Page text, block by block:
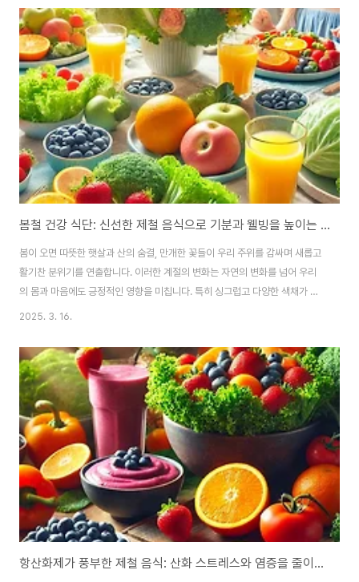
해 위험성을 크게 줄일 수 있습니다. 이 글에서는 천연 독소를 품은 제철 음식의
종류와 그 원리, 그리고 안전하게 즐길 수 있는 현명한 섭취 방법에 대해 심도
있게 다루어 보겠습니다. 독자 여러분이 이 글을 통해 제철 음식을 먹을 때 조심
해야 하는 이유와 올바른 섭취법을 이해하여, 건강을 유지하며 안전하게 제철
음식을 즐길..
봄철 건강 식단: 신선한 제철 음식으로 기분과 웰빙을 높이는 방법
봄이 오면 따뜻한 햇살과 산의 숨결, 만개한 꽃들이 우리 주위를 감싸며 새롭고
활기찬 분위기를 연출합니다. 이러한 계절의 변화는 자연의 변화를 넘어 우리
의 몸과 마음에도 긍정적인 영향을 미칩니다. 특히 싱그럽고 다양한 색채가 어
우러진 두툼한 뭉게구름은 우리를 더욱 밝고 건강하게 만드는 데 중요한 역할
한 식단이 우리의 기분을 좋게 하고 삶의 질을 향상시키는 방법과 일상에서 유
창하게 응용할 수 있는 방법에 대해 이야기 하고자 합니다. 자연의 선물과도 같
은 제철 식재료는 맛뿐만 아니라 시각적 즐거움과 영양적 가치까지 선사합니
다. 특히 봄에는 신선하고 다양한 색깔의 과일, 채소, 견과류가 어우러져 우리
식탁을 장식하는데, 이는 몸과 ..
2025. 3. 16.
항산화제가 풍부한 제철 음식: 산화 스트레스와 염증을 줄이는 건강한 식단 가이드